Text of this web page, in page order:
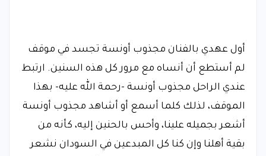
​أول عهدي بالفنان مجذوب أونسة تجسد في موقف
لم أستطع أن أنساه مع مرور كل هذه السنين. ارتبط
عندي الراحل مجذوب أونسة -رحمة الله عليه- بهذا
الموقف، لذلك كلما أسمع أو أشاهد مجذوب أونسة
أشعر بجميله علينا، وأحس بالحنين إليه، كأنه من
بقية أهلنا وإن كنا كل المبدعين في السودان نشعر